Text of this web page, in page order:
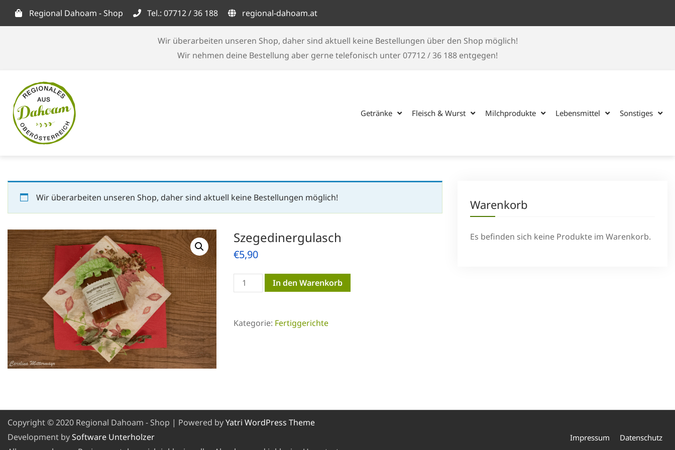
Regional Dahoam - Shop Tel.: 07712 / 36 188 regional-dahoam.at
Wir überarbeiten unseren Shop, daher sind aktuell keine Bestellungen über den Shop möglich!
Wir nehmen deine Bestellung aber gerne telefonisch unter 07712 / 36 188 entgegen!
Getränke Fleisch & Wurst Milchprodukte Lebensmittel Sonstiges
Wir überarbeiten unseren Shop, daher sind aktuell keine Bestellungen möglich!
Szegedinergulasch
€5,90
Szegedinergulasch
Menge
In den Warenkorb
Kategorie: Fertiggerichte
Warenkorb
Es befinden sich keine Produkte im Warenkorb.
Copyright © 2020 Regional Dahoam - Shop | Powered byYatri WordPress Theme
Development bySoftware Unterholzer
Impressum Datenschutz